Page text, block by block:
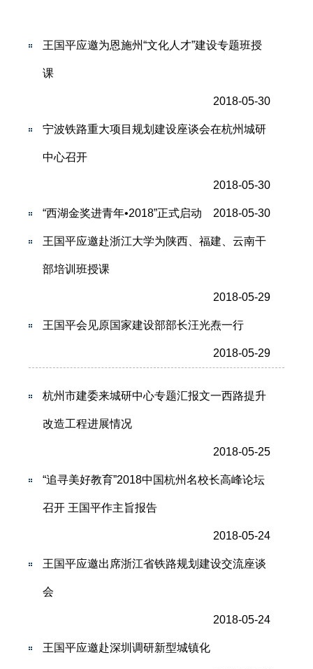
王国平应邀为恩施州“文化人才”建设专题班授
课
2018-05-30
宁波铁路重大项目规划建设座谈会在杭州城研
中心召开
2018-05-30
“西湖金奖进青年•2018”正式启动 2018-05-30
王国平应邀赴浙江大学为陕西、福建、云南干
部培训班授课
2018-05-29
王国平会见原国家建设部部长汪光焘一行
2018-05-29
杭州市建委来城研中心专题汇报文一西路提升
改造工程进展情况
2018-05-25
“追寻美好教育”2018中国杭州名校长高峰论坛
召开 王国平作主旨报告
2018-05-24
王国平应邀出席浙江省铁路规划建设交流座谈
会
2018-05-24
王国平应邀赴深圳调研新型城镇化